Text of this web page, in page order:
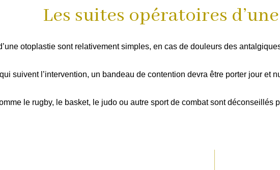
Les suites opératoires
otoplastie sont relativement simples, en cas de douleurs des
suivent l’intervention, un bandeau de contention devra être porter jour et
le rugby, le basket, le judo ou autre sport de combat sont déconseillés